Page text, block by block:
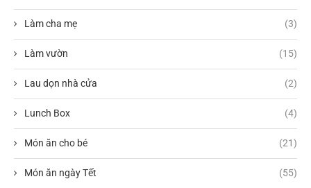
Làm cha mẹ (3)
Làm vườn (15)
Lau dọn nhà cửa (2)
Lunch Box (4)
Món ăn cho bé (21)
Món ăn ngày Tết (55)